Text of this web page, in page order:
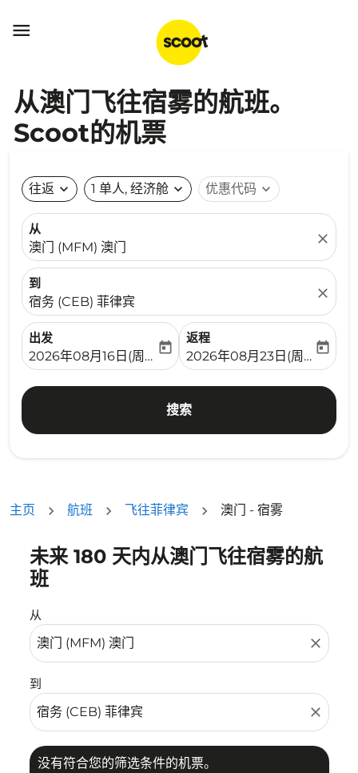

从澳门飞往宿雾的航班。
Scoot的机票
往返 expand_more 1 单人, 经济舱 expand_more 优惠代码 expand_more
从
澳门 (MFM) 澳门
close
到
宿务 (CEB) 菲律宾
close
出发
fc-booking-departure-date-aria-label
2026年08月16日(周日)
today
返程
fc-booking-return-date-
2026年08月23日(周日)
today
搜索
主页 航班 飞往菲律宾 澳门 - 宿雾
未来 180 天内从澳门飞往宿雾的航
班
从
close
到
close
没有符合您的筛选条件的机票。
没有符合您的筛选条件的机票。请调整您的筛选条件。